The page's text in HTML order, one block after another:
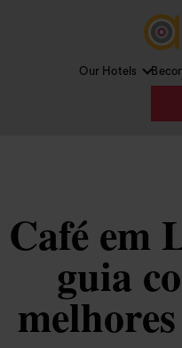
Our Hotels
Café em
guia